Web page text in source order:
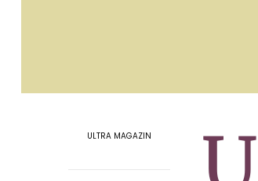
ULTRA MAGAZIN